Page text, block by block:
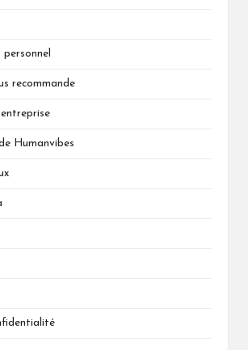
recommande
Humanvibes